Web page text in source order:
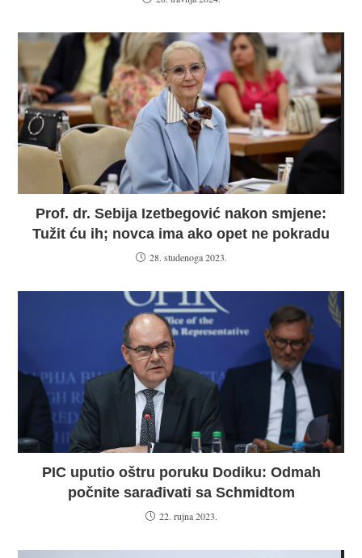
Prof. dr. Sebija Izetbegović nakon smjene:
Tužit ću ih; novca ima ako opet ne pokradu
28. studenoga 2023.
PIC uputio oštru poruku Dodiku: Odmah
počnite sarađivati sa Schmidtom
22. rujna 2023.